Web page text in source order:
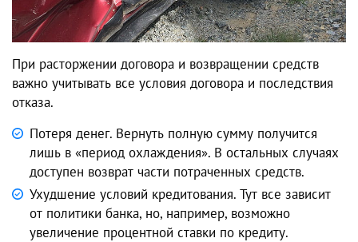
При расторжении договора и возвращении средств
важно учитывать все условия договора и последствия
отказа.
Потеря денег. Вернуть полную сумму получится
лишь в «период охлаждения». В остальных случаях
доступен возврат части потраченных средств.
Ухудшение условий кредитования. Тут все зависит
от политики банка, но, например, возможно
увеличение процентной ставки по кредиту.